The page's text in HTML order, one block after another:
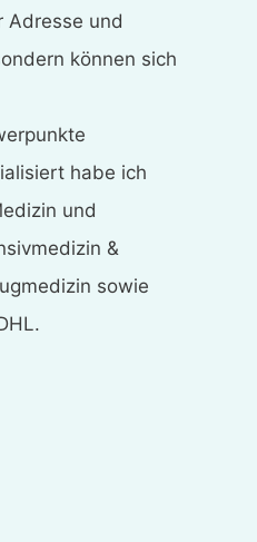
Adresse und
können sich
habe ich
und
&
sowie